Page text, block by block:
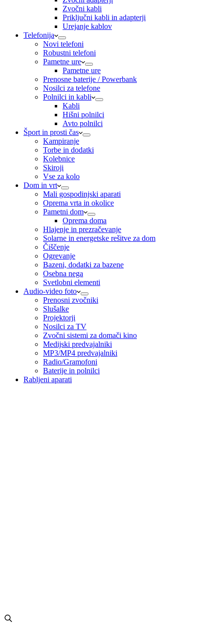
Zvočni kabli
Priključni kabli in adapterji
Urejanje kablov
Telefonija
Novi telefoni
Robustni telefoni
Pametne ure
Pametne ure
Prenosne baterije / Powerbank
Nosilci za telefone
Polnilci in kabli
Kabli
Hišni polnilci
Avto polnilci
Šport in prosti čas
Kampiranje
Torbe in dodatki
Kolebnice
Skiroji
Vse za kolo
Dom in vrt
Mali gospodinjski aparati
Oprema vrta in okolice
Pametni dom
Oprema doma
Hlajenje in prezračevanje
Solarne in energetske rešitve za dom
Čiščenje
Ogrevanje
Bazeni, dodatki za bazene
Osebna nega
Svetlobni elementi
Audio-video foto
Prenosni zvočniki
Slušalke
Projektorji
Nosilci za TV
Zvočni sistemi za domači kino
Medijski predvajalniki
MP3/MP4 predvajalniki
Radio/Gramofoni
Baterije in polnilci
Rabljeni aparati